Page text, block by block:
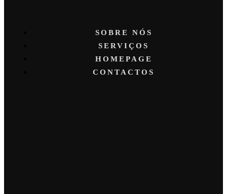
SOBRE NÓS
SERVIÇOS
HOMEPAGE
CONTACTOS